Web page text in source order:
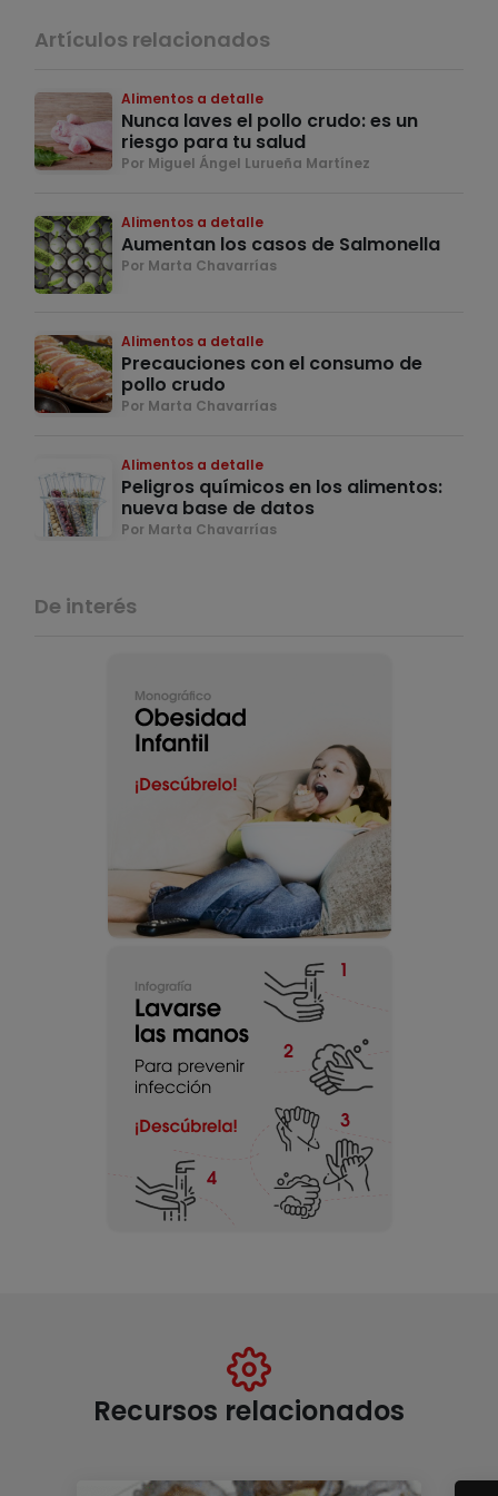
Artículos relacionados
Alimentos a detalle
Nunca laves el pollo crudo: es un
riesgo para tu salud
Por Miguel Ángel Lurueña Martínez
Alimentos a detalle
Aumentan los casos de Salmonella
Por Marta Chavarrías
Alimentos a detalle
Precauciones con el consumo de
pollo crudo
Por Marta Chavarrías
Alimentos a detalle
Peligros químicos en los alimentos:
nueva base de datos
Por Marta Chavarrías
De interés
Recursos relacionados